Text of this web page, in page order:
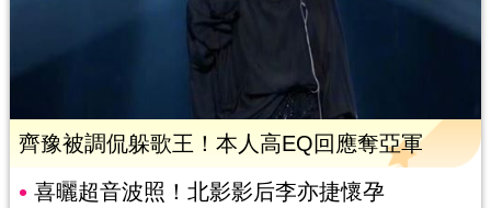
齊豫被調侃躲歌王！本人高EQ回應奪亞軍
喜曬超音波照！北影影后李亦捷懷孕